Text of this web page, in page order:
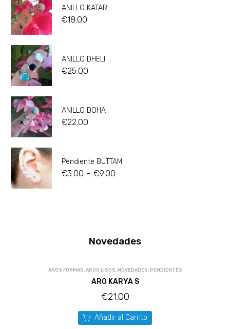
ANILLO KATAR
€18.00
ANILLO DHELI
€25.00
ANILLO DOHA
€22.00
Pendiente BUTTAM
€3.00 - €9.00
Novedades
AROS FORMAS AROS LISOS NOVEDADES PENDIENTES
ARO KARYA S
€21.00
Añadir al Carrito